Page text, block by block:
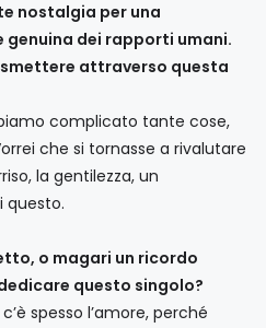
nostalgia per una
genuina dei rapporti umani.
attraverso questa
complicato tante cose,
che si tornasse a rivalutare
la gentilezza, un
questo.
o magari un ricordo
questo singolo?
spesso l’amore, perché